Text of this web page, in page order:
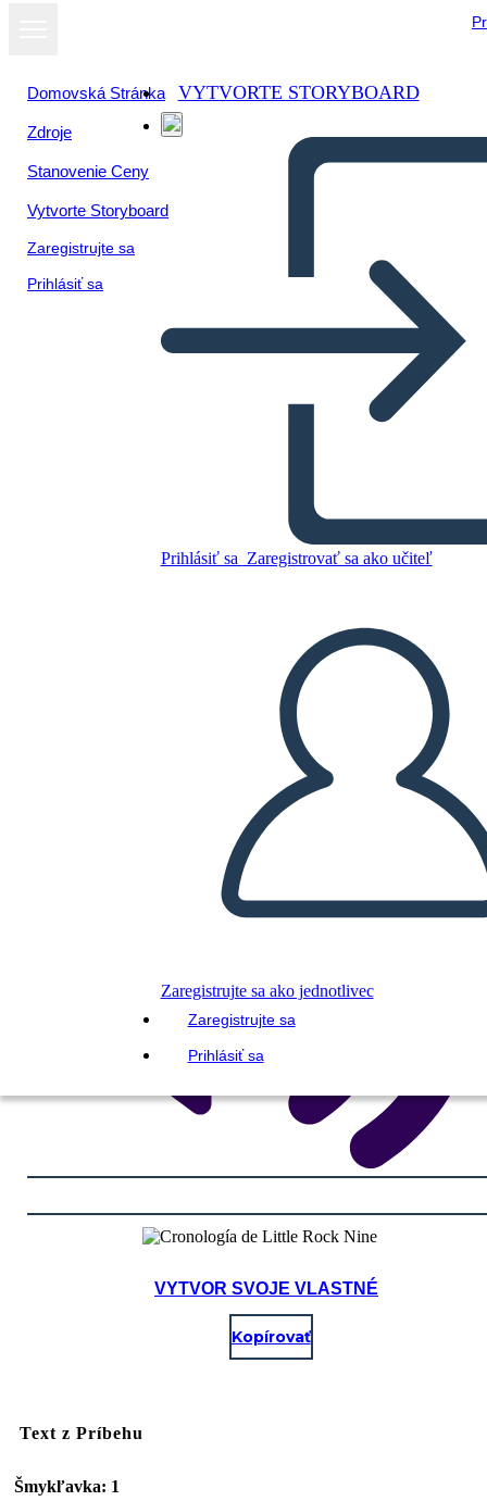
Domovská Stránka
Zdroje
Stanovenie Ceny
Vytvorte Storyboard
Zaregistrujte sa
Prihlásiť sa
VYTVORTE STORYBOARD
Prihlásiť sa Zaregistrovať sa ako učiteľ
Zaregistrujte sa ako jednotlivec
Zaregistrujte sa
Prihlásiť sa
Nine
VYTVORIŤ STORYBOARD
PREHRAŤ PREZENTÁCIU
ČÍTAJ MI
VYTVOR SVOJE VLASTNÉ
Kopírovať
Text z Príbehu
Šmykľavka: 1